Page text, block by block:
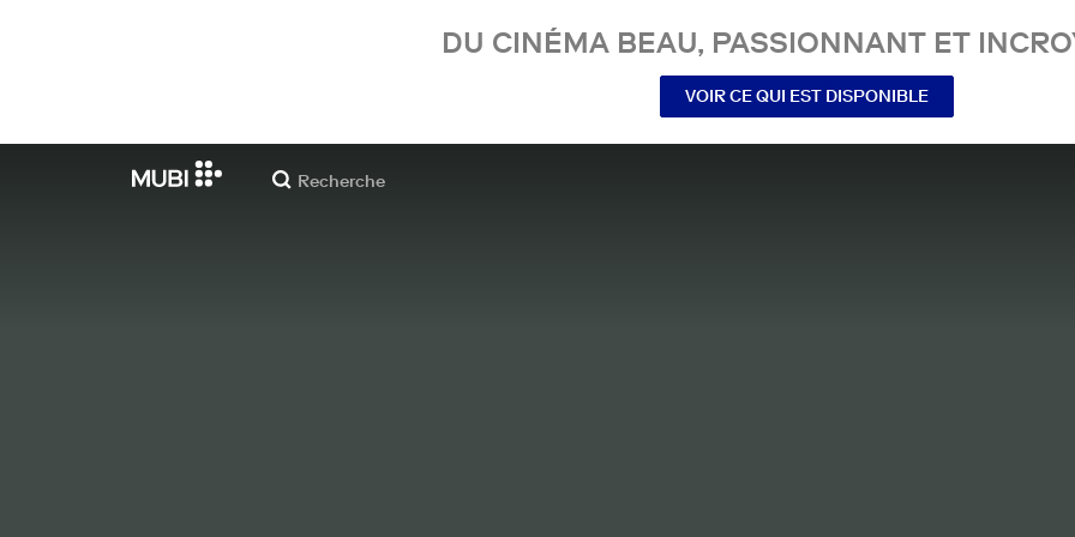
DU CINÉMA BEAU, PASSIONNANT ET
VOIR CE QUI EST DISPONIBLE